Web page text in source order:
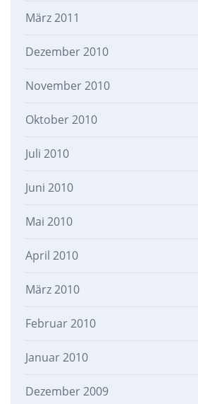
März 2011
Dezember 2010
November 2010
Oktober 2010
Juli 2010
Juni 2010
Mai 2010
April 2010
März 2010
Februar 2010
Januar 2010
Dezember 2009